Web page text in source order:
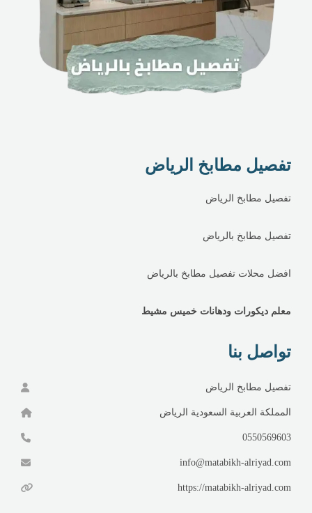
تفصيل مطابخ الرياض
تفصيل مطابخ الرياض
تفصيل مطابخ بالرياض
افضل محلات تفصيل مطابخ بالرياض
معلم ديكورات ودهانات خميس مشيط
تواصل بنا
تفصيل مطابخ الرياض
المملكة العربية السعودية الرياض
0550569603
info@matabikh-alriyad.com
https://matabikh-alriyad.com